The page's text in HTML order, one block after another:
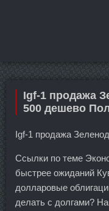
Igf-1 продажа
500 дешево
Igf-1 продажа
Ссылки по теме
быстрее ожиданий
долларовые
делать с долгами?